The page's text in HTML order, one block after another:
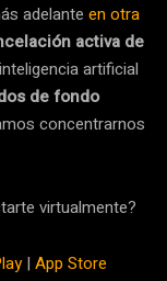
adelante en otra
activa de
artificial
de fondo
concentrarnos
virtualmente?
| App Store